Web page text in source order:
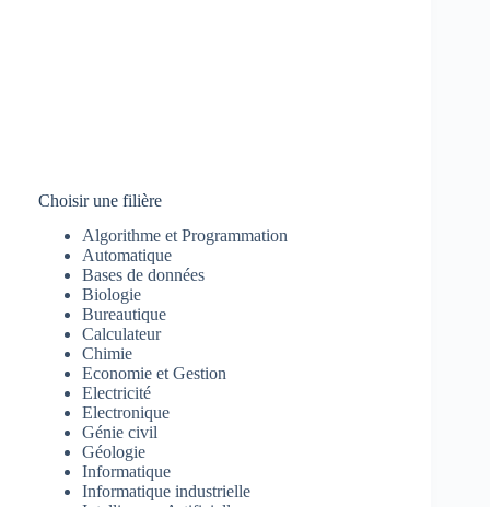
Choisir une filière
Algorithme et Programmation
Automatique
Bases de données
Biologie
Bureautique
Calculateur
Chimie
Economie et Gestion
Electricité
Electronique
Génie civil
Géologie
Informatique
Informatique industrielle